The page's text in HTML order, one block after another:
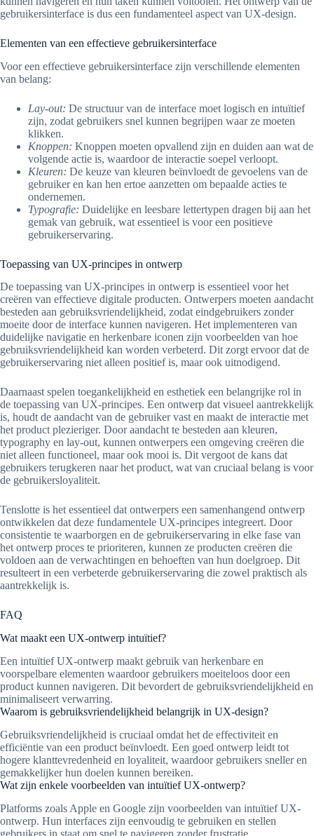
gebruikersinterface is dus een fundamenteel aspect van UX-design.
Elementen van een effectieve gebruikersinterface
Voor een effectieve gebruikersinterface zijn verschillende elementen
van belang:
Lay-out: De structuur van de interface moet logisch en intuïtief
zijn, zodat gebruikers snel kunnen begrijpen waar ze moeten
klikken.
Knoppen: Knoppen moeten opvallend zijn en duiden aan wat de
volgende actie is, waardoor de interactie soepel verloopt.
Kleuren: De keuze van kleuren beïnvloedt de gevoelens van de
gebruiker en kan hen ertoe aanzetten om bepaalde acties te
ondernemen.
Typografie: Duidelijke en leesbare lettertypen dragen bij aan het
gemak van gebruik, wat essentieel is voor een positieve
gebruikerservaring.
Toepassing van UX-principes in ontwerp
De toepassing van UX-principes in ontwerp is essentieel voor het
creëren van effectieve digitale producten. Ontwerpers moeten aandacht
besteden aan gebruiksvriendelijkheid, zodat eindgebruikers zonder
moeite door de interface kunnen navigeren. Het implementeren van
duidelijke navigatie en herkenbare iconen zijn voorbeelden van hoe
gebruiksvriendelijkheid kan worden verbeterd. Dit zorgt ervoor dat de
gebruikerservaring niet alleen positief is, maar ook uitnodigend.
Daarnaast spelen toegankelijkheid en esthetiek een belangrijke rol in
de toepassing van UX-principes. Een ontwerp dat visueel aantrekkelijk
is, houdt de aandacht van de gebruiker vast en maakt de interactie met
het product plezieriger. Door aandacht te besteden aan kleuren,
typography en lay-out, kunnen ontwerpers een omgeving creëren die
niet alleen functioneel, maar ook mooi is. Dit vergoot de kans dat
gebruikers terugkeren naar het product, wat van cruciaal belang is voor
de gebruikersloyaliteit.
Tenslotte is het essentieel dat ontwerpers een samenhangend ontwerp
ontwikkelen dat deze fundamentele UX-principes integreert. Door
consistentie te waarborgen en de gebruikerservaring in elke fase van
het ontwerp proces te prioriteren, kunnen ze producten creëren die
voldoen aan de verwachtingen en behoeften van hun doelgroep. Dit
resulteert in een verbeterde gebruikerservaring die zowel praktisch als
aantrekkelijk is.
FAQ
Wat maakt een UX-ontwerp intuïtief?
Een intuïtief UX-ontwerp maakt gebruik van herkenbare en
voorspelbare elementen waardoor gebruikers moeiteloos door een
product kunnen navigeren. Dit bevordert de gebruiksvriendelijkheid en
minimaliseert verwarring.
Waarom is gebruiksvriendelijkheid belangrijk in UX-design?
Gebruiksvriendelijkheid is cruciaal omdat het de effectiviteit en
efficiëntie van een product beïnvloedt. Een goed ontwerp leidt tot
hogere klanttevredenheid en loyaliteit, waardoor gebruikers sneller en
gemakkelijker hun doelen kunnen bereiken.
Wat zijn enkele voorbeelden van intuïtief UX-ontwerp?
Platforms zoals Apple en Google zijn voorbeelden van intuïtief UX-
ontwerp. Hun interfaces zijn eenvoudig te gebruiken en stellen
gebruikers in staat om snel te navigeren zonder frustratie.